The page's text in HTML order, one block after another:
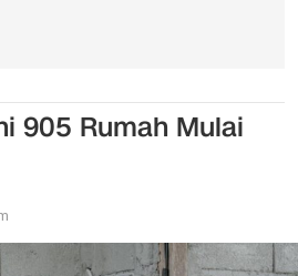
905 Rumah Mulai